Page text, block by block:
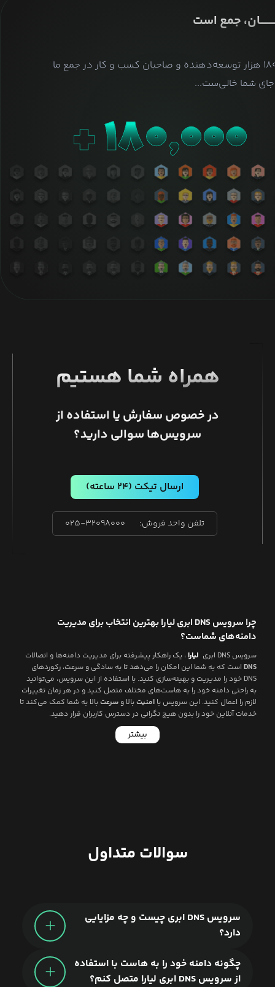
جمع است
بیش از ۱۸۰ هزار توسعه‌دهنده و صاحبان کسب و کار در جمع ما
شما خالی‌ست...
همراه شما هستیم
در خصوص سفارش یا استفاده از
سرویس‌ها سوالی دارید؟
ارسال تیکت (۲۴ ساعته)
تلفن واحد فروش: ۰۲۵-۳۲۰۹۸۰۰۰
چرا سرویس DNS ابری لیارا بهترین انتخاب برای مدیریت
دامنه‌های شماست؟
سرویس DNS ابری لیارا ، یک راهکار پیشرفته برای مدیریت دامنه‌ها و اتصالات
DNS است که به شما این امکان را می‌دهد تا به سادگی و سرعت، رکوردهای
DNS خود را مدیریت و بهینه‌سازی کنید. با استفاده از این سرویس، می‌توانید
به راحتی دامنه خود را به هاست‌های مختلف متصل کنید و در هر زمان تغییرات
لازم را اعمال کنید. این سرویس با امنیتبالا و سرعتبالا به شما کمک می‌کند تا
خدمات آنلاین خود را بدون هیچ نگرانی در دسترس کاربران قرار دهید.
بیشتر
سوالات متداول
سرویس DNS ابری چیست و چه مزایایی
دارد؟
چگونه دامنه خود را به هاست با استفاده
از سرویس DNS ابری لیارا متصل کنم؟